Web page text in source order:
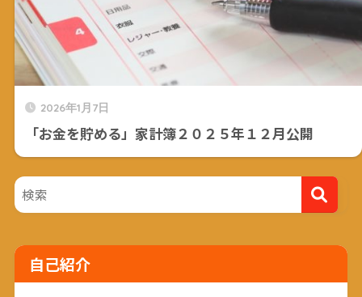
2026年1月7日
「お金を貯める」家計簿２０２５年１２月公開
自己紹介